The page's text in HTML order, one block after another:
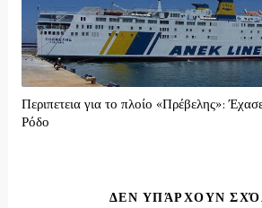
Περιπετεια για το πλοίο «Πρέβελης»:
Ρόδο
ΔΕΝ ΥΠΆΡΧΟΥΝ